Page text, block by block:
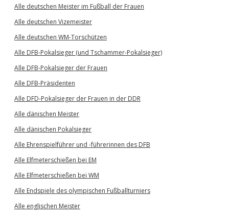
Alle deutschen Meister im Fußball der Frauen
Alle deutschen Vizemeister
Alle deutschen WM-Torschützen
Alle DFB-Pokalsieger (und Tschammer-Pokalsieger)
Alle DFB-Pokalsieger der Frauen
Alle DFB-Präsidenten
Alle DFD-Pokalsieger der Frauen in der DDR
Alle dänischen Meister
Alle dänischen Pokalsieger
Alle Ehrenspielführer und -führerinnen des DFB
Alle Elfmeterschießen bei EM
Alle Elfmeterschießen bei WM
Alle Endspiele des olympischen Fußballturniers
Alle englischen Meister